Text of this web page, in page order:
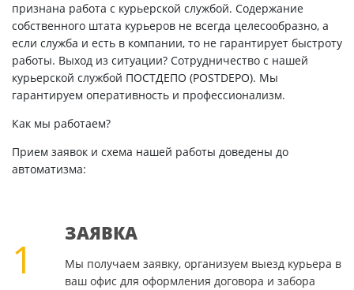
признана работа с курьерской службой. Содержание
собственного штата курьеров не всегда целесообразно, а
если служба и есть в компании, то не гарантирует быстроту
работы. Выход из ситуации? Сотрудничество с нашей
курьерской службой ПОСТДЕПО (POSTDEPO). Мы
гарантируем оперативность и профессионализм.
Как мы работаем?
Прием заявок и схема нашей работы доведены до
автоматизма:
1
ЗАЯВКА
Мы получаем заявку, организуем выезд курьера в
ваш офис для оформления договора и забора